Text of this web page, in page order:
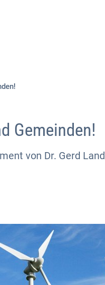
Gemeinden!
von Dr. Gerd